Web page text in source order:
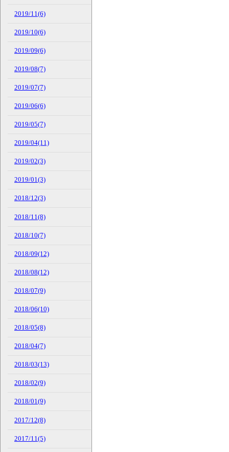
2019/11(6)
2019/10(6)
2019/09(6)
2019/08(7)
2019/07(7)
2019/06(6)
2019/05(7)
2019/04(11)
2019/02(3)
2019/01(3)
2018/12(3)
2018/11(8)
2018/10(7)
2018/09(12)
2018/08(12)
2018/07(9)
2018/06(10)
2018/05(8)
2018/04(7)
2018/03(13)
2018/02(9)
2018/01(9)
2017/12(8)
2017/11(5)